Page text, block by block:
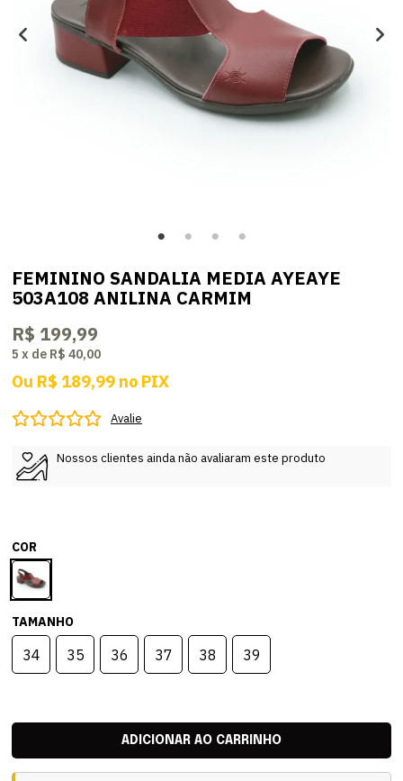
FEMININO SANDALIA MEDIA AYEAYE
503A108 ANILINA CARMIM
R$ 199,99
5 x de R$ 40,00
Ou R$ 189,99 no PIX
Avalie
Nossos clientes ainda não avaliaram este produto
COR
TAMANHO
34 35 36 37 38 39